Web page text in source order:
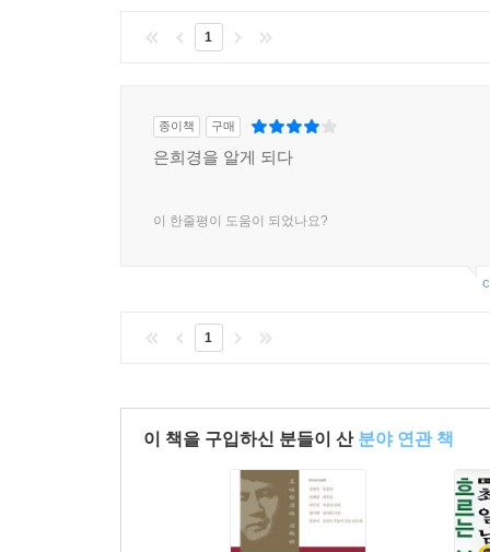
1
종이책 구매
은희경을 알게 되다
이 한줄평이 도움이 되었나요?
1
이 책을 구입하신 분들이 산 분야 연관 책